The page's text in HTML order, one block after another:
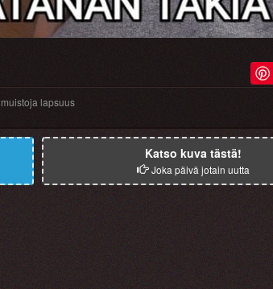
muistoja lapsuus
Katso kuva tästä!
Joka päivä jotain uutta